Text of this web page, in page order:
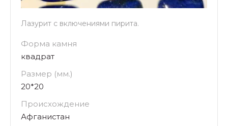
Лазурит с включениями пирита.
Форма камня
квадрат
Размер (мм.)
20*20
Происхождение
Афганистан